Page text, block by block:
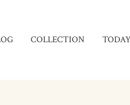
COLLECTION